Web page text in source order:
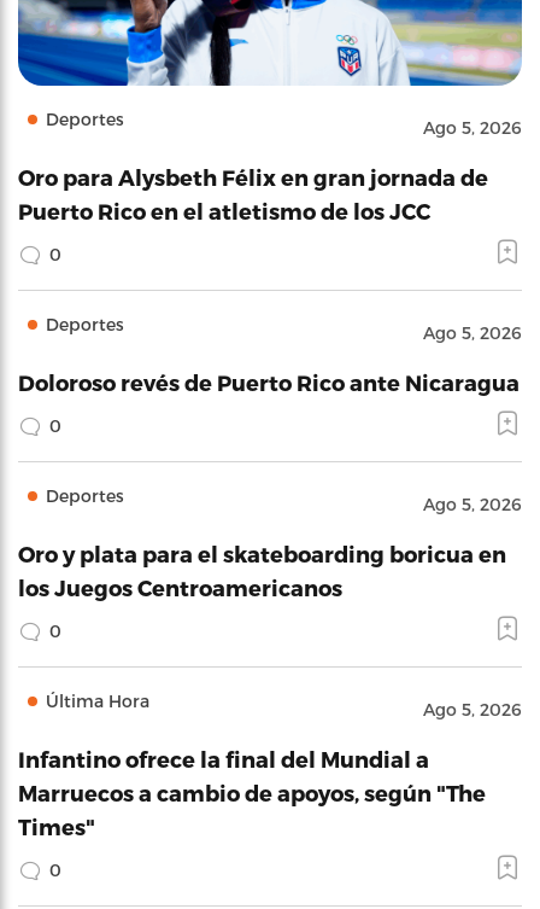
Deportes Ago 5, 2026
Oro para Alysbeth Félix en gran jornada de
Puerto Rico en el atletismo de los JCC
0
Deportes Ago 5, 2026
Doloroso revés de Puerto Rico ante Nicaragua
0
Deportes Ago 5, 2026
Oro y plata para el skateboarding boricua en
los Juegos Centroamericanos
0
Última Hora Ago 5, 2026
Infantino ofrece la final del Mundial a
Marruecos a cambio de apoyos, según "The
Times"
0